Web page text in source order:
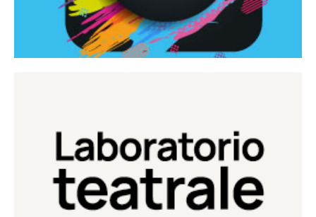
Laboratorio Teatrale
Laboratorio di teatro del Teatro Eduardo de Filippo
Continua